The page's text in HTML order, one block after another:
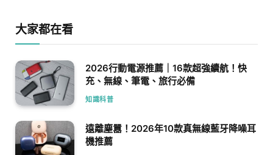
大家都在看
2026行動電源推薦｜16款超強續航！快
充、無線、筆電、旅行必備
知識科普
遠離塵囂！2026年10款真無線藍牙降噪耳
機推薦